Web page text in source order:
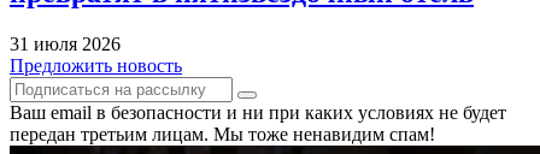
31 июля 2026
Предложить новость
Ваш email в безопасности и ни при каких условиях не будет
передан третьим лицам. Мы тоже ненавидим спам!